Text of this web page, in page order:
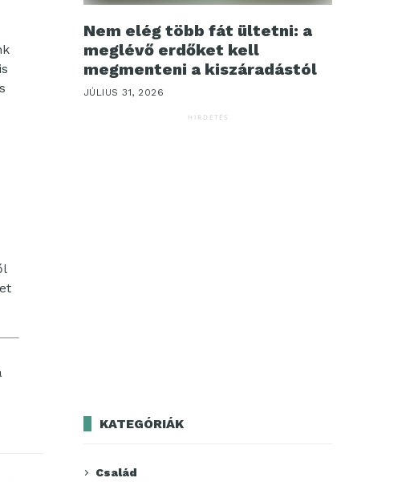
Nem elég több fát ültetni: a
meglévő erdőket kell
megmenteni a kiszáradástól
JÚLIUS 31, 2026
HIRDETÉS
KATEGÓRIÁK
Család